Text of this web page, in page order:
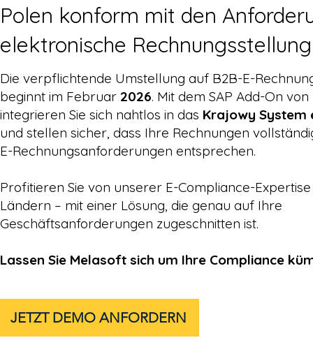
Die verpflichtende Umstellung auf B2B-E-
beginnt im Februar 2026. Mit dem SAP Add-On
integrieren Sie sich nahtlos in das Krajowy System
und stellen sicher, dass Ihre Rechnungen
E-Rechnungsanforderungen entsprechen.
Profitieren Sie von unserer E-Compliance-
Ländern – mit einer Lösung, die genau auf Ihre
Geschäftsanforderungen zugeschnitten ist.
Lassen Sie Melasoft sich um Ihre Compliance
Polen konform mit den
elektronische
JETZT DEMO ANFORDERN